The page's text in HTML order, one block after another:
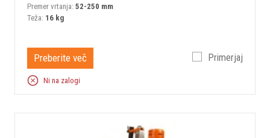
Premer vrtanja: 52-250 mm
Teža: 16 kg
Preberite več Primerjaj
Ni na zalogi